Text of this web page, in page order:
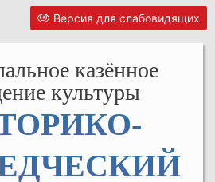
Версия для слабовидящих
казённое
культуры